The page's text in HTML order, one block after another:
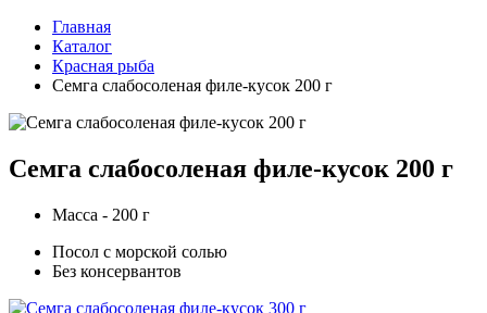
Главная
Каталог
Красная рыба
Семга слабосоленая филе-кусок 200 г
Семга слабосоленая филе-кусок 200 г
Масса - 200 г
Посол с морской солью
Без консервантов